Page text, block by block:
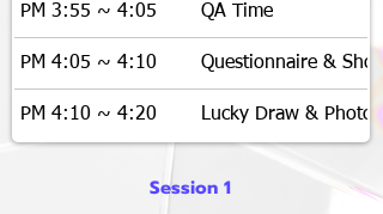
PM 3:55 ~ 4:05 QA Time
PM 4:05 ~ 4:10 Questionnaire & Short
PM 4:10 ~ 4:20 Lucky Draw & Photo
​Session 1